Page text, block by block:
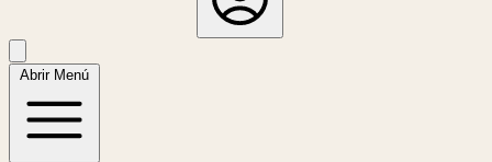
Abrir Menú